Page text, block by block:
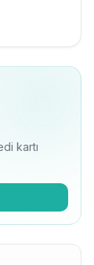
kartı